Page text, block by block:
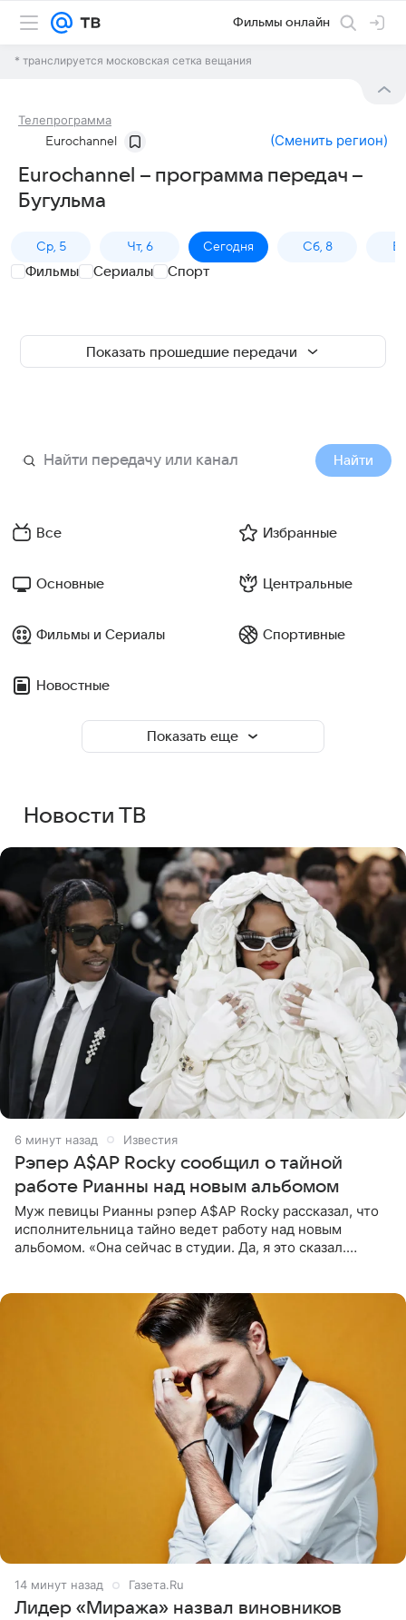
Фильмы онлайн
* транслируется московская сетка вещания
Телепрограмма
Eurochannel (Сменить регион)
Eurochannel – программа передач –
Бугульма
Ср, 5 Чт, 6 Сегодня Сб, 8
Фильмы Сериалы Спорт
Показать прошедшие передачи
Найти
Все Избранные
Основные Центральные
Фильмы и Сериалы Спортивные
Новостные
Показать еще
Новости ТВ
6 минут назад Известия
Рэпер A$AP Rocky сообщил о тайной
работе Рианны над новым альбомом
Муж певицы Рианны рэпер A$AP Rocky рассказал, что
исполнительница тайно ведет работу над новым
альбомом. «Она сейчас в студии. Да, я это сказал.
14 минут назад Газета.Ru
Лидер «Миража» назвал виновников